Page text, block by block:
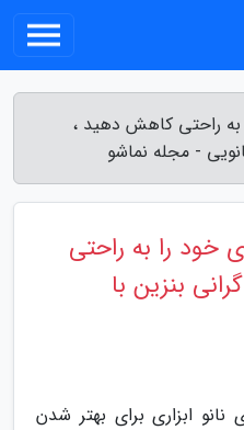
راحتی کاهش دهید ،
- مجله نماشو
را به راحتی
بنزین با
نانو ابزاری برای بهتر شدن